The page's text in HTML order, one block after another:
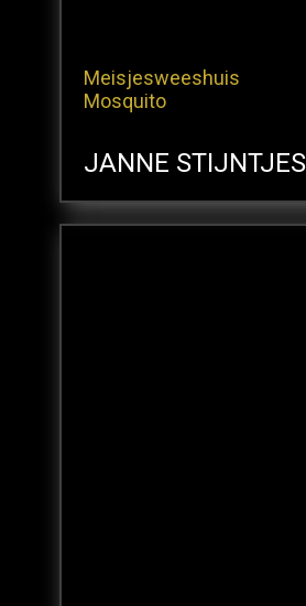
Meisjesweeshuis
Mosquito
JANNE STIJNTJES